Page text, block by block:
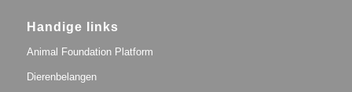
Handige links
Animal Foundation Platform
Dierenbelangen